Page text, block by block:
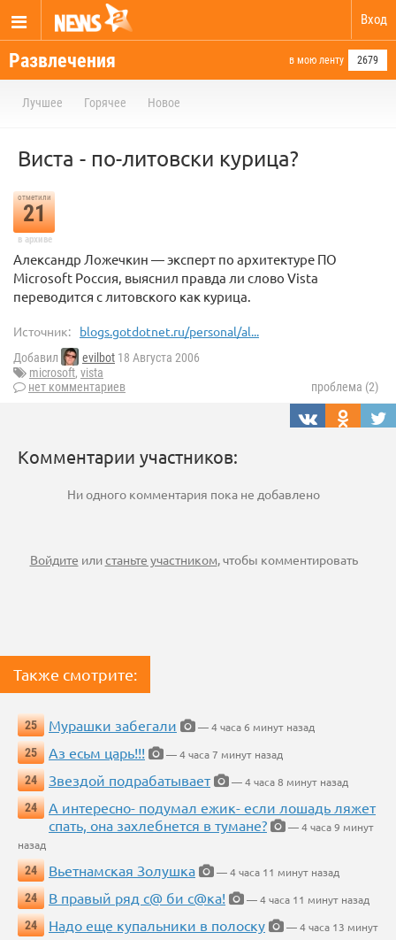
Вход
Развлечения в мою ленту 2679
Лучшее Горячее Новое
Виста - по-литовски курица?
отметили
21
в архиве
Александр Ложечкин — эксперт по архитектуре ПО
Microsoft Россия, выяснил правда ли слово Vista
переводится с литовского как курица.
Источник: blogs.gotdotnet.ru/personal/al...
Добавил evilbot 18 Августа 2006
microsoft, vista
нет комментариев
проблема (2)
Комментарии участников:
Ни одного комментария пока не добавлено
Войдите илистаньте участником, чтобы комментировать
Также смотрите:
25 Мурашки забегали
— 4 часа 6 минут назад
25
Аз есьм царь!!!
— 4 часа 7 минут назад
24
Звездой подрабатывает
— 4 часа 8 минут назад
24
А интересно- подумал ежик- если лошадь ляжет
спать, она захлебнется в тумане?
— 4 часа 9 минут
назад
24
Вьетнамская Золушка
— 4 часа 11 минут назад
24
В правый ряд с@ би с@ка!
— 4 часа 11 минут назад
24
Надо еще купальники в полоску
— 4 часа 13 минут